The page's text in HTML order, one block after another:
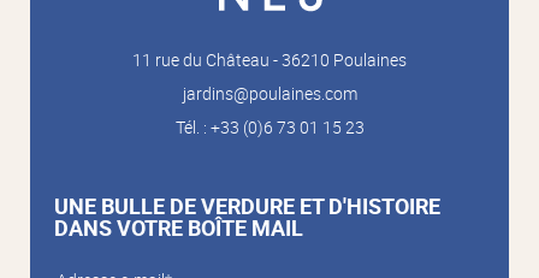
11 rue du Château - 36210 Poulaines
jardins@poulaines.com
Tél. : +33 (0)6 73 01 15 23
UNE BULLE DE VERDURE ET D'HISTOIRE
DANS VOTRE BOÎTE MAIL